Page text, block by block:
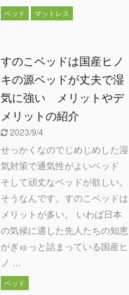
ベッド マットレス
すのこベッドは国産ヒノ
キの源ベッドが丈夫で湿
気に強い メリットやデ
メリットの紹介
2023/9/4
せっかくなのでじめじめした湿
気対策で通気性がよいベッド
そして頑丈なベッドが欲しい。
そうなんです。すのこベッドは
メリットが多い。 いわば日本
の気候に適した先人たちの知恵
がぎゅっと詰まっている国産ヒ
ノ ...
ベッド